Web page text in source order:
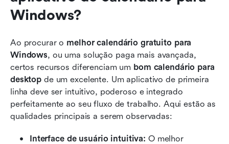
Windows?
Ao procurar o melhor calendário gratuito para
Windows, ou uma solução paga mais avançada,
certos recursos diferenciam um bom calendário para
desktop de um excelente. Um aplicativo de primeira
linha deve ser intuitivo, poderoso e integrado
perfeitamente ao seu fluxo de trabalho. Aqui estão as
qualidades principais a serem observadas:
Interface de usuário intuitiva: O melhor